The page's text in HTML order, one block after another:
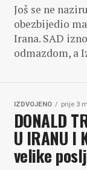
Još se ne
obezbijedio
Irana. SAD
odmazdom, a
IZDVOJENO prije 3
DONALD
U IRANU I
velike